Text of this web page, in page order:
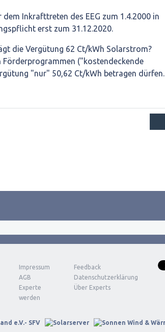
Inkrafttreten des EEG zum 1.4.2000 in
erst zum 31.12.2020.
die Vergütung 62 Ct/kWh Solarstrom?
("kostendeckende
"nur" 50,62 Ct/kWh betragen dürfen.
Impressum
Feedback
AGB
Datenschutzerklärung
Experte
werden
Über Experts